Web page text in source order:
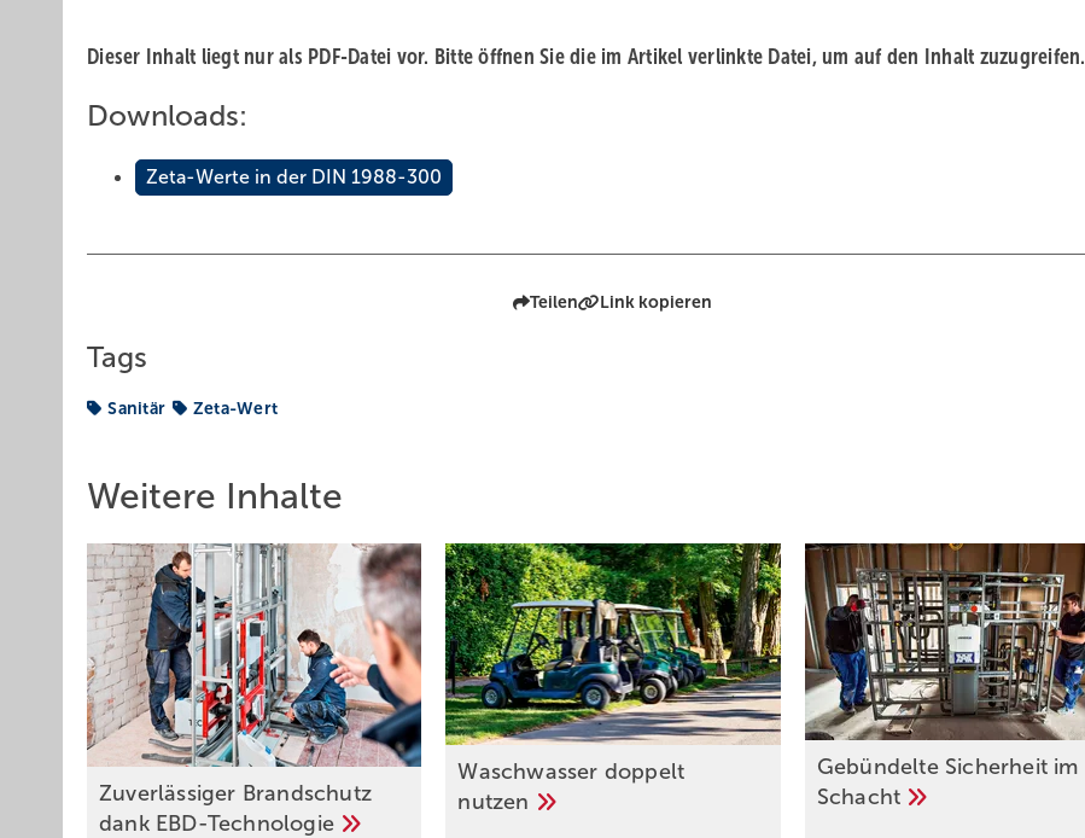
Dieser Inhalt liegt nur als PDF-Datei vor. Bitte öffnen Sie die im Artikel verlinkte Datei, um auf den Inhalt zuzugreifen.
Downloads:
Zeta-Werte in der DIN 1988-300
Teilen Link kopieren
Tags
Sanitär Zeta-Wert
Weitere Inhalte
Zuverlässiger Brandschutz
dank EBD-Technologie
Waschwasser doppelt
nutzen
Gebündelte Sicherheit im
Schacht